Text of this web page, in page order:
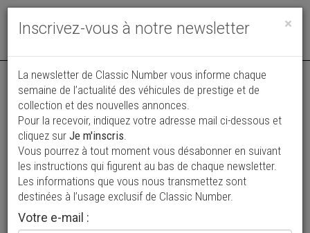
Toggle
Annonce actualisée le 01/08/2026 ( il y a 6 jours )
Ford Mustang Shelby GT500 SVT
79 990 €
2013 Coupé 39 000 km
×
Inscrivez-vous à notre newsletter
La newsletter de Classic Number vous informe chaque
semaine de l’actualité des véhicules de prestige et de
collection et des nouvelles annonces.
Pour la recevoir, indiquez votre adresse mail ci-dessous et
cliquez sur Je m'inscris.
Vous pourrez à tout moment vous désabonner en suivant
les instructions qui figurent au bas de chaque newsletter.
Les informations que vous nous transmettez sont
destinées à l’usage exclusif de Classic Number.
Votre e-mail :